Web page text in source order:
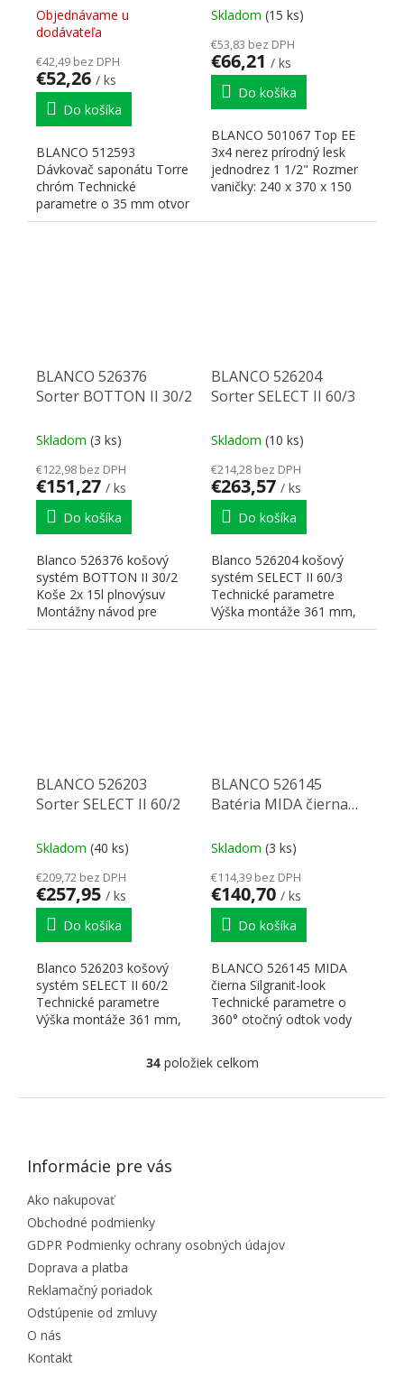
Objednávame u
dodávateľa
€42,49 bez DPH
€52,26 / ks
Do košíka
BLANCO 512593
Dávkovač saponátu Torre
chróm Technické
parametre o 35 mm otvor
Objem nádobky: 300 ml
excentru
Skladom (15 ks)
€53,83 bez DPH
€66,21 / ks
Do košíka
BLANCO 501067 Top EE
3x4 nerez prírodný lesk
jednodrez 1 1/2" Rozmer
vaničky: 240 x 370 x 150
x...
BLANCO 526376
Sorter BOTTON II 30/2
Skladom (3 ks)
€122,98 bez DPH
€151,27 / ks
Do košíka
Blanco 526376 košový
systém BOTTON II 30/2
Koše 2x 15l plnovýsuv
Montážny návod pre
BLANCO BOTTON Pre
BLANCO 526204
Sorter SELECT II 60/3
Skladom (10 ks)
€214,28 bez DPH
€263,57 / ks
Do košíka
Blanco 526204 košový
systém SELECT II 60/3
Technické parametre
Výška montáže 361 mm,
hĺbka montáže 400 mm,
BLANCO 526203
Sorter SELECT II 60/2
Skladom (40 ks)
€209,72 bez DPH
€257,95 / ks
Do košíka
Blanco 526203 košový
systém SELECT II 60/2
Technické parametre
Výška montáže 361 mm,
BLANCO 526145
Batéria MIDA čierna
Skladom (3 ks)
€114,39 bez DPH
€140,70 / ks
Do košíka
BLANCO 526145 MIDA
čierna Silgranit-look
Technické parametre o
360° otočný odtok vody
keramickými...
Ovládacie prvky výpisu
34položiek celkom
ZÁPÄTIE
Informácie pre vás
Ako nakupovať
Obchodné podmienky
GDPR Podmienky ochrany osobných údajov
Doprava a platba
Reklamačný poriadok
Odstúpenie od zmluvy
O nás
Kontakt